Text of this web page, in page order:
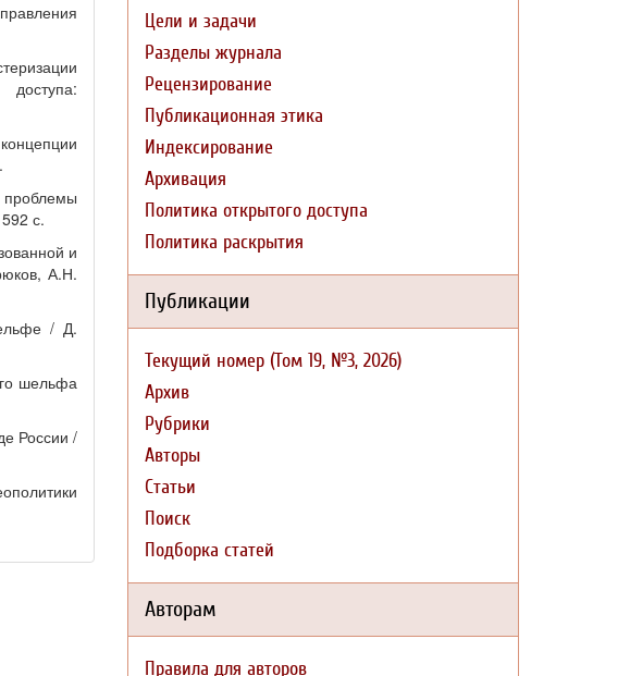
проблемы
с.
и
А.Н.
/ Д.
шельфа
России /
Цели и задачи
Разделы журнала
Рецензирование
Публикационная этика
Индексирование
Архивация
Политика открытого доступа
Политика раскрытия
Публикации
Текущий номер (Том 19, №3, 2026)
Архив
Рубрики
Авторы
Статьи
Поиск
Подборка статей
Авторам
Правила для авторов